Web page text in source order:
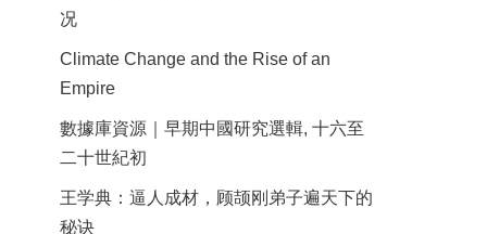
况
Climate Change and the Rise of an
Empire
數據庫資源｜早期中國研究選輯, 十六至
二十世紀初
王学典：逼人成材，顾颉刚弟子遍天下的
秘诀